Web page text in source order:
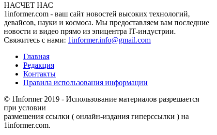
НАСЧЕТ НАС
1informer.com - ваш сайт новостей высоких технологий,
девайсов, науки и космоса. Мы предоставляем вам последние
новости и видео прямо из эпицентра IT-индустрии.
Свяжитесь с нами: 1informer.info@gmail.com
Главная
Редакция
Контакты
Правила использования информации
© 1Informer 2019 - Использование материалов разрешается
при условии
размешения ссылки ( онлайн-издания гиперссылки ) на
1informer.com.